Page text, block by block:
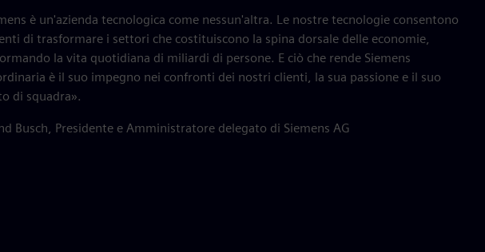
è un'azienda tecnologica come nessun'altra. Le nostre tecnologie consentono
di trasformare i settori che costituiscono la spina dorsale delle economie,
la vita quotidiana di miliardi di persone. E ciò che rende Siemens
è il suo impegno nei confronti dei nostri clienti, la sua passione e il suo
di squadra».
Busch, Presidente e Amministratore delegato di Siemens AG